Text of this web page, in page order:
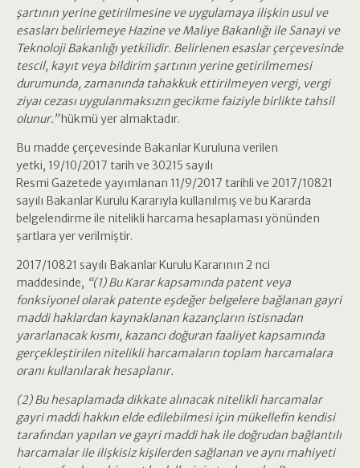
şartının yerine getirilmesine ve uygulamaya ilişkin usul ve
esasları belirlemeye Hazine ve Maliye Bakanlığı ile Sanayi ve
Teknoloji Bakanlığı yetkilidir. Belirlenen esaslar çerçevesinde
tescil, kayıt veya bildirim şartının yerine getirilmemesi
durumunda, zamanında tahakkuk ettirilmeyen vergi, vergi
ziyaı cezası uygulanmaksızın gecikme faiziyle birlikte tahsil
olunur.”hükmü yer almaktadır.
Bu madde çerçevesinde Bakanlar Kuruluna verilen
yetki, 19/10/2017 tarih ve 30215 sayılı
Resmi Gazetede yayımlanan 11/9/2017 tarihli ve 2017/10821
sayılı Bakanlar Kurulu Kararıyla kullanılmış ve bu Kararda
belgelendirme ile nitelikli harcama hesaplaması yönünden
şartlara yer verilmiştir.
2017/10821 sayılı Bakanlar Kurulu Kararının 2 nci
maddesinde, “(1) Bu Karar kapsamında patent veya
fonksiyonel olarak patente eşdeğer belgelere bağlanan gayri
maddi haklardan kaynaklanan kazançların istisnadan
yararlanacak kısmı, kazancı doğuran faaliyet kapsamında
gerçekleştirilen nitelikli harcamaların toplam harcamalara
oranı kullanılarak hesaplanır.
(2) Bu hesaplamada dikkate alınacak nitelikli harcamalar
gayri maddi hakkın elde edilebilmesi için mükellefin kendisi
tarafından yapılan ve gayri maddi hak ile doğrudan bağlantılı
harcamalar ile ilişkisiz kişilerden sağlanan ve aynı mahiyeti